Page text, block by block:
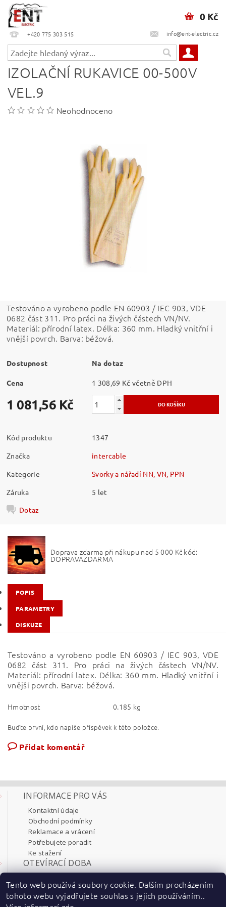
+420 775 303 515 info@ent-electric.cz
0 Kč
IZOLAČNÍ RUKAVICE 00-500V
VEL.9
Neohodnoceno
Testováno a vyrobeno podle EN 60903 / IEC 903, VDE
0682 část 311. Pro práci na živých částech VN/NV.
Materiál: přírodní latex. Délka: 360 mm. Hladký vnitřní i
vnější povrch. Barva: béžová.
Dostupnost Na dotaz
Cena 1 308,69 Kč včetně DPH
1 081,56 Kč
Kód produktu
1347
Značka
intercable
Kategorie
Svorky a nářadí NN, VN, PPN
Záruka
5 let
Dotaz
Doprava zdarma při nákupu nad 5 000 Kč kód:
DOPRAVAZDARMA
POPIS
PARAMETRY
DISKUZE
Testováno a vyrobeno podle EN 60903 / IEC 903, VDE
0682 část 311. Pro práci na živých částech VN/NV.
Materiál: přírodní latex. Délka: 360 mm. Hladký vnitřní i
vnější povrch. Barva: béžová.
Hmotnost 0.185 kg
Buďte první, kdo napíše příspěvek k této položce.
Přidat komentář
INFORMACE PRO VÁS
Kontaktní údaje
Obchodní podmínky
Reklamace a vrácení
Potřebujete poradit
Ke stažení
OTEVÍRACÍ DOBA
Úterý 8:00 - 17:30
Středa 8:00 - 17:30
Tento web používá soubory cookie. Dalším procházením
tohoto webu vyjadřujete souhlas s jejich používáním..